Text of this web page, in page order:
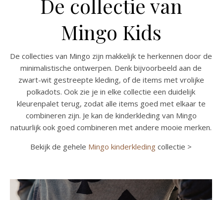
De collectie van
Mingo Kids
De collecties van Mingo zijn makkelijk te herkennen door de
minimalistische ontwerpen. Denk bijvoorbeeld aan de
zwart-wit gestreepte kleding, of de items met vrolijke
polkadots. Ook zie je in elke collectie een duidelijk
kleurenpalet terug, zodat alle items goed met elkaar te
combineren zijn. Je kan de kinderkleding van Mingo
natuurlijk ook goed combineren met andere mooie merken.
Bekijk de gehele Mingo kinderkleding collectie >